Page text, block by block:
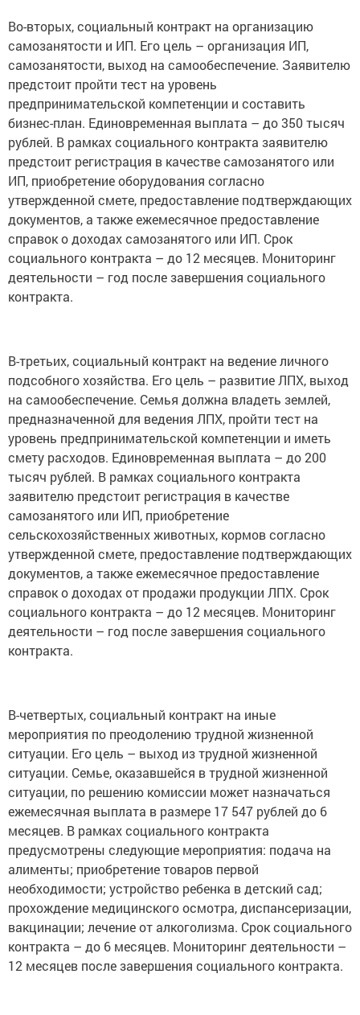
Во-вторых, социальный контракт на организацию
самозанятости и ИП. Его цель – организация ИП,
самозанятости, выход на самообеспечение. Заявителю
предстоит пройти тест на уровень
предпринимательской компетенции и составить
бизнес-план. Единовременная выплата – до 350 тысяч
рублей. В рамках социального контракта заявителю
предстоит регистрация в качестве самозанятого или
ИП, приобретение оборудования согласно
утвержденной смете, предоставление подтверждающих
документов, а также ежемесячное предоставление
справок о доходах самозанятого или ИП. Срок
социального контракта – до 12 месяцев. Мониторинг
деятельности – год после завершения социального
контракта.
В-третьих, социальный контракт на ведение личного
подсобного хозяйства. Его цель – развитие ЛПХ, выход
на самообеспечение. Семья должна владеть землей,
предназначенной для ведения ЛПХ, пройти тест на
уровень предпринимательской компетенции и иметь
смету расходов. Единовременная выплата – до 200
тысяч рублей. В рамках социального контракта
заявителю предстоит регистрация в качестве
самозанятого или ИП, приобретение
сельскохозяйственных животных, кормов согласно
утвержденной смете, предоставление подтверждающих
документов, а также ежемесячное предоставление
справок о доходах от продажи продукции ЛПХ. Срок
социального контракта – до 12 месяцев. Мониторинг
деятельности – год после завершения социального
контракта.
В-четвертых, социальный контракт на иные
мероприятия по преодолению трудной жизненной
ситуации. Его цель – выход из трудной жизненной
ситуации. Семье, оказавшейся в трудной жизненной
ситуации, по решению комиссии может назначаться
ежемесячная выплата в размере 17 547 рублей до 6
месяцев. В рамках социального контракта
предусмотрены следующие мероприятия: подача на
алименты; приобретение товаров первой
необходимости; устройство ребенка в детский сад;
прохождение медицинского осмотра, диспансеризации,
вакцинации; лечение от алкоголизма. Срок социального
контракта – до 6 месяцев. Мониторинг деятельности –
12 месяцев после завершения социального контракта.